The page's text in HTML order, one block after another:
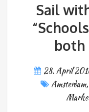
Sail
both
28. April
Amsterdam,